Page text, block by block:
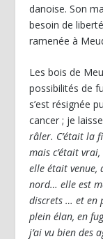
danoise. Son
besoin de
ramenée à
Les bois de
possibilités de
s’est résignée
cancer ; je
râler. C’était la
mais c’était
elle était venue,
nord… elle est
discrets … et en
plein élan, en
j’ai vu bien des